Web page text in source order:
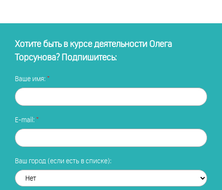
Хотите быть в курсе деятельности Олега
Торсунова? Подпишитесь:
Ваше имя:
E-mail:
Ваш город (если есть в списке):